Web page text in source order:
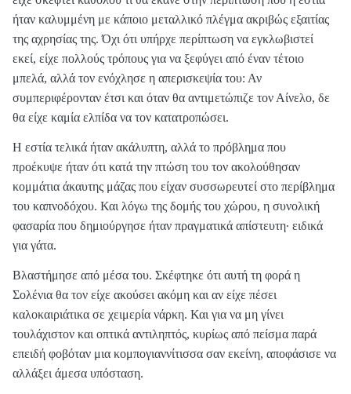
ήταν καλυμμένη με κάποιο μεταλλικό πλέγμα ακριβώς εξαιτίας
της αχρησίας της. Όχι ότι υπήρχε περίπτωση να εγκλωβιστεί
εκεί, είχε πολλούς τρόπους για να ξεφύγει από έναν τέτοιο
μπελά, αλλά τον ενόχλησε η απερισκεψία του: Αν
συμπεριφέρονταν έτσι και όταν θα αντιμετώπιζε τον Αίνελο, δε
θα είχε καμία ελπίδα να τον κατατροπώσει.
Η εστία τελικά ήταν ακάλυπτη, αλλά το πρόβλημα που
προέκυψε ήταν ότι κατά την πτώση του τον ακολούθησαν
κομμάτια άκαυτης μάζας που είχαν συσσωρευτεί στο περίβλημα
του καπνοδόχου. Και λόγω της δομής του χώρου, η συνολική
φασαρία που δημιούργησε ήταν πραγματικά απίστευτη· ειδικά
για γάτα.
Βλαστήμησε από μέσα του. Σκέφτηκε ότι αυτή τη φορά η
Σολένια θα τον είχε ακούσει ακόμη και αν είχε πέσει
καλοκαιριάτικα σε χειμερία νάρκη. Και για να μη γίνει
τουλάχιστον και οπτικά αντιληπτός, κυρίως από πείσμα παρά
επειδή φοβόταν μια κομπογιαννίτισσα σαν εκείνη, αποφάσισε να
αλλάξει άμεσα υπόσταση.